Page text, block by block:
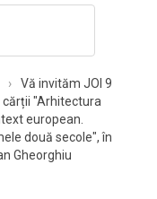
Vă invităm JOI 9
cărții "Arhitectura
european.
două secole", în
Gheorghiu